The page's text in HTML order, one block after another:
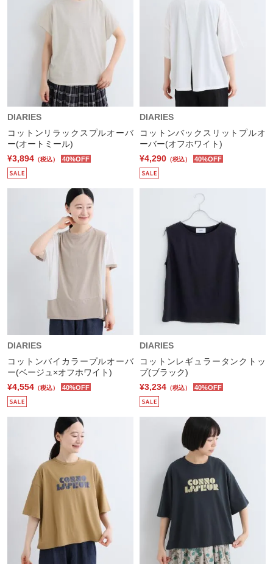
DIARIES
コットンリラックスプルオーバ
ー(オートミール)
¥3,894 （税込） 40%OFF
DIARIES
コットンバックスリットプルオ
ーバー(オフホワイト)
¥4,290 （税込） 40%OFF
DIARIES
コットンバイカラープルオーバ
ー(ベージュ×オフホワイト)
¥4,554 （税込） 40%OFF
DIARIES
コットンレギュラータンクトッ
プ(ブラック)
¥3,234 （税込） 40%OFF